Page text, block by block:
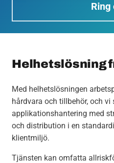
Ring
Helhetslösning
Med helhetslösningen
hårdvara och tillbehör, och vi
applikationshantering med
och distribution i en
klientmiljö.
Tjänsten kan omfatta